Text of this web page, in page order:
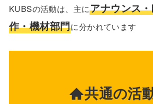
KUBSの活動は、主にアナウンス
作・機材部門に分かれています
共通の活